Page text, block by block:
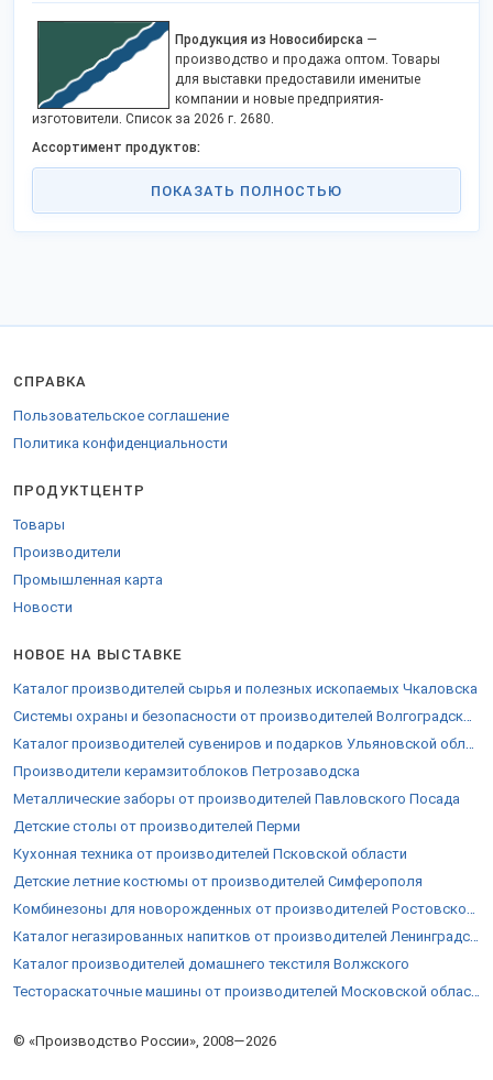
Продукция из Новосибирска —
производство и продажа оптом. Товары
для выставки предоставили именитые
компании и новые предприятия-
изготовители. Список за 2026 г. 2680.
Ассортимент продуктов:
военная форма, спецодежда;
консервированные овощи;
часы, сувениры, посуда;
неофициальная столица Сибири. В регионе размещено до 200
производства это энергетика, газо- и водоснабжение,
металлургия, металлообработка, машиностроение. Модернизация
компании переходят на материалы и комплектующие от
российского поставщика.
Доставка груза из Новосибирска в любую точку Российской
Федерации и за пределы страны — заказывается у транспортных
магазинами в сети интернет, официальными сайтами
производителей. Каталог выставки содержит адреса и телефоны
Производители Новосибирска призывают заинтересованных лиц
условия сотрудничества. С целью приобрести изделия оптом,
скачать прайс — обратитесь к менеджеру на странице.
ПОКАЗАТЬ ПОЛНОСТЬЮ
© «Производство России», 2008—2026
СПРАВКА
Пользовательское соглашение
Политика конфиденциальности
ПРОДУКТЦЕНТР
Товары
Производители
Промышленная карта
Новости
НОВОЕ НА ВЫСТАВКЕ
Каталог производителей сырья и полезных ископаемых Чкаловска
Системы охраны и безопасности от производителей Волгоградской области
Каталог производителей сувениров и подарков Ульяновской области
Производители керамзитоблоков Петрозаводска
Металлические заборы от производителей Павловского Посада
Детские столы от производителей Перми
Кухонная техника от производителей Псковской области
Детские летние костюмы от производителей Симферополя
Комбинезоны для новорожденных от производителей Ростовской области
Каталог негазированных напитков от производителей Ленинградской области
Каталог производителей домашнего текстиля Волжского
Тестораскаточные машины от производителей Московской области